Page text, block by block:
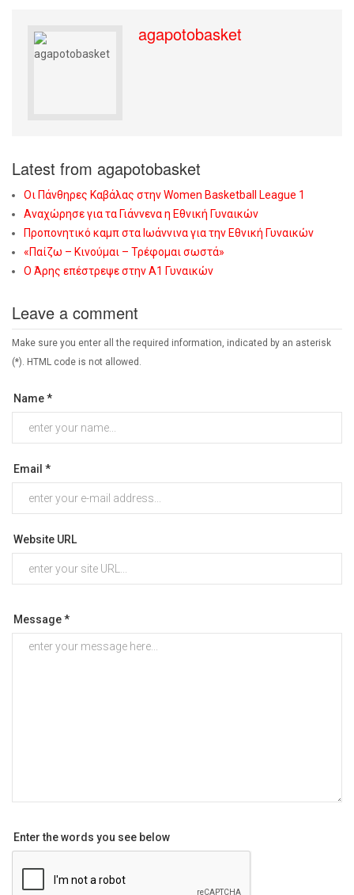
agapotobasket
Latest from agapotobasket
Οι Πάνθηρες Καβάλας στην Women Basketball League 1
Αναχώρησε για τα Γιάννενα η Εθνική Γυναικών
Προπονητικό καμπ στα Ιωάννινα για την Εθνική Γυναικών
«Παίζω – Κινούμαι – Τρέφομαι σωστά»
Ο Άρης επέστρεψε στην Α1 Γυναικών
Leave a comment
Make sure you enter all the required information, indicated by an asterisk
(*). HTML code is not allowed.
Name *
Email *
Website URL
Message *
Enter the words you see below